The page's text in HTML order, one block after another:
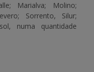
Marialva; Molino;
Sorrento, Silur;
numa quantidade